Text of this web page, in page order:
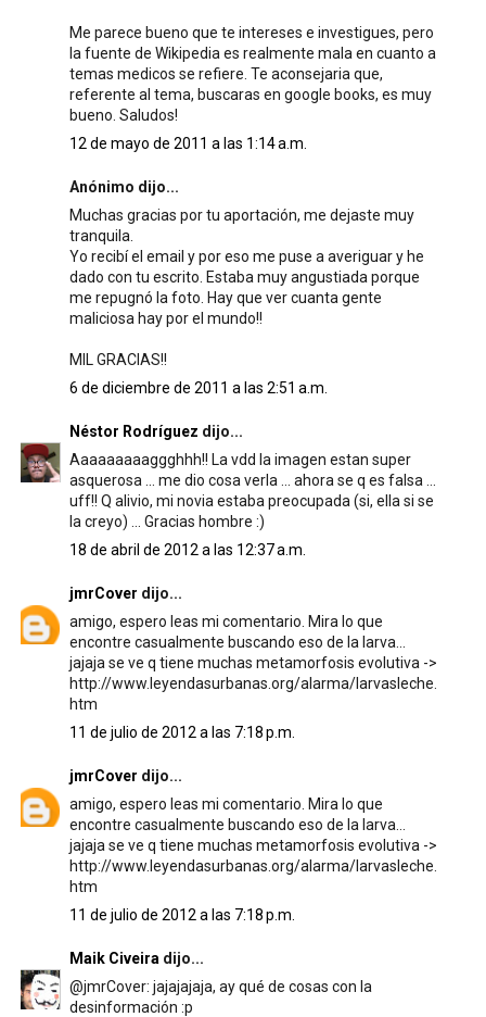
Me parece bueno que te intereses e investigues, pero
la fuente de Wikipedia es realmente mala en cuanto a
temas medicos se refiere. Te aconsejaria que,
referente al tema, buscaras en google books, es muy
bueno. Saludos!
12 de mayo de 2011 a las 1:14 a.m.
Anónimo dijo...
Muchas gracias por tu aportación, me dejaste muy
tranquila.
Yo recibí el email y por eso me puse a averiguar y he
dado con tu escrito. Estaba muy angustiada porque
me repugnó la foto. Hay que ver cuanta gente
maliciosa hay por el mundo!!
MIL GRACIAS!!
6 de diciembre de 2011 a las 2:51 a.m.
Néstor Rodríguez dijo...
Aaaaaaaaaggghhh!! La vdd la imagen estan super
asquerosa ... me dio cosa verla ... ahora se q es falsa ...
uff!! Q alivio, mi novia estaba preocupada (si, ella si se
la creyo) ... Gracias hombre :)
18 de abril de 2012 a las 12:37 a.m.
jmrCover dijo...
amigo, espero leas mi comentario. Mira lo que
encontre casualmente buscando eso de la larva...
jajaja se ve q tiene muchas metamorfosis evolutiva ->
http://www.leyendasurbanas.org/alarma/larvasleche.
htm
11 de julio de 2012 a las 7:18 p.m.
jmrCover dijo...
amigo, espero leas mi comentario. Mira lo que
encontre casualmente buscando eso de la larva...
jajaja se ve q tiene muchas metamorfosis evolutiva ->
http://www.leyendasurbanas.org/alarma/larvasleche.
htm
11 de julio de 2012 a las 7:18 p.m.
Maik Civeira dijo...
@jmrCover: jajajajaja, ay qué de cosas con la
desinformación :p